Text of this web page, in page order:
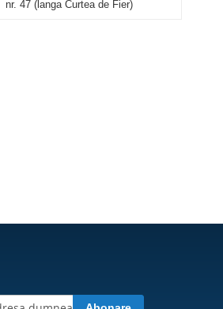
nr. 47 (langa Curtea de Fier)